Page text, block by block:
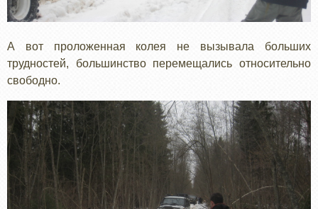
А вот проложенная колея не вызывала больших
трудностей, большинство перемещались относительно
свободно.